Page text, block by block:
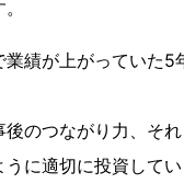
績が上がっていた5
のつながり力、そ
に適切に投資して